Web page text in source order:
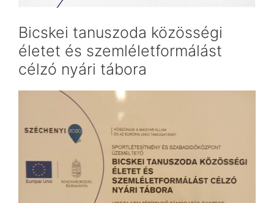
Bicskei tanuszoda közösségi
életet és szemléletformálást
célzó nyári tábora